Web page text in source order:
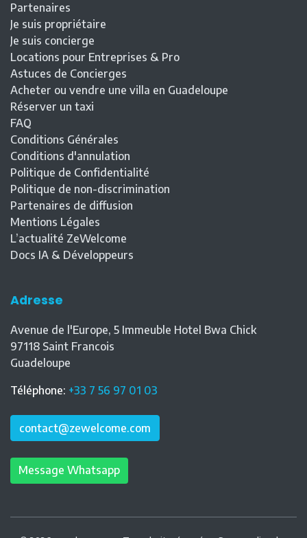
Partenaires
Je suis propriétaire
Je suis concierge
Locations pour Entreprises & Pro
Astuces de Concierges
Acheter ou vendre une villa en Guadeloupe
Réserver un taxi
FAQ
Conditions Générales
Conditions d'annulation
Politique de Confidentialité
Politique de non-discrimination
Partenaires de diffusion
Mentions Légales
L’actualité ZeWelcome
Docs IA & Développeurs
Adresse
Avenue de l'Europe, 5 Immeuble Hotel Bwa Chick
97118 Saint Francois
Guadeloupe
Téléphone: +33 7 56 97 01 03
contact@zewelcome.com
Message Whatsapp